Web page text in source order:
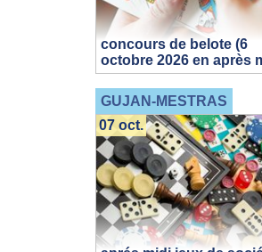
concours de belote (6
octobre 2026 en après
GUJAN-MESTRAS
07 oct.